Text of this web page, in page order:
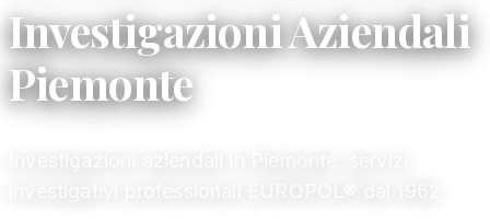
Investigazioni Aziendali
Piemonte